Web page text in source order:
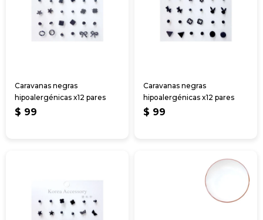
Caravanas negras
hipoalergénicas x12 pares
$ 99
Caravanas negras
hipoalergénicas x12 pares
$ 99